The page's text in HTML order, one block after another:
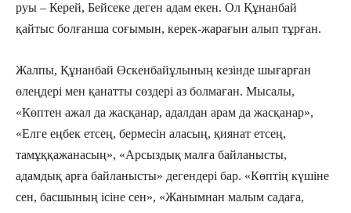
руы – Керей, Бейсеке деген адам екен. Ол Құнанбай
қайтыс болғанша соғымын, керек-жарағын алып тұрған.
Жалпы, Құнанбай Өскенбайұлының кезінде шығарған
өлеңдері мен қанатты сөздері аз болмаған. Мысалы,
«Көптен ажал да жасқанар, адалдан арам да жасқанар»,
«Елге еңбек етсең, бермесін аласың, қиянат етсең,
тамұққажанасың», «Арсыздық малға байланысты,
адамдық арға байланысты» дегендері бар. «Көптің күшіне
сен, басшының ісіне сен», «Жанымнан малым садаға,